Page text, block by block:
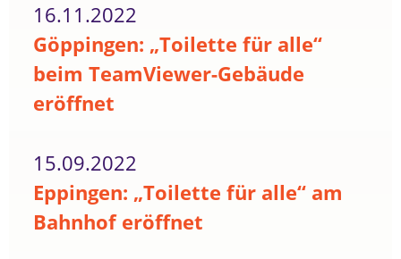
16.11.2022
Göppingen: „Toilette für alle“
beim TeamViewer-Gebäude
eröffnet
15.09.2022
Eppingen: „Toilette für alle“ am
Bahnhof eröffnet